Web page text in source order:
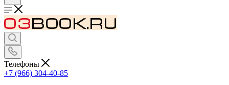
Телефоны
+7 (966) 304-40-85